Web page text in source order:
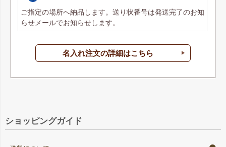
ご指定の場所へ納品します。送り状番号は発送完了のお知
らせメールでお知らせします。
名入れ注文の詳細はこちら
ショッピングガイド